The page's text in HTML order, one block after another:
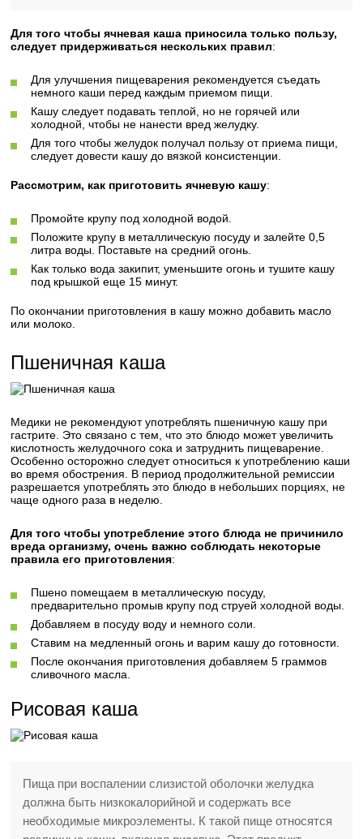
Для того чтобы ячневая каша приносила только пользу,
следует придерживаться нескольких правил:
Для улучшения пищеварения рекомендуется съедать
немного каши перед каждым приемом пищи.
Кашу следует подавать теплой, но не горячей или
холодной, чтобы не нанести вред желудку.
Для того чтобы желудок получал пользу от приема пищи,
следует довести кашу до вязкой консистенции.
Рассмотрим, как приготовить ячневую кашу:
Промойте крупу под холодной водой.
Положите крупу в металлическую посуду и залейте 0,5
литра воды. Поставьте на средний огонь.
Как только вода закипит, уменьшите огонь и тушите кашу
под крышкой еще 15 минут.
По окончании приготовления в кашу можно добавить масло
или молоко.
Пшеничная каша
Медики не рекомендуют употреблять пшеничную кашу при
гастрите. Это связано с тем, что это блюдо может увеличить
кислотность желудочного сока и затруднить пищеварение.
Особенно осторожно следует относиться к употреблению каши
во время обострения. В период продолжительной ремиссии
разрешается употреблять это блюдо в небольших порциях, не
чаще одного раза в неделю.
Для того чтобы употребление этого блюда не причинило
вреда организму, очень важно соблюдать некоторые
правила его приготовления:
Пшено помещаем в металлическую посуду,
предварительно промыв крупу под струей холодной воды.
Добавляем в посуду воду и немного соли.
Ставим на медленный огонь и варим кашу до готовности.
После окончания приготовления добавляем 5 граммов
сливочного масла.
Рисовая каша
Пища при воспалении слизистой оболочки желудка
должна быть низкокалорийной и содержать все
необходимые микроэлементы. К такой пище относятся